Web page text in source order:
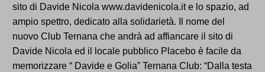
sito di Davide Nicola www.davidenicola.it e lo spazio, ad
ampio spettro, dedicato alla solidarietà. Il nome del
nuovo Club Ternana che andrà ad affiancare il sito di
Davide Nicola ed il locale pubblico Placebo è facile da
memorizzare “ Davide e Golia” Ternana Club: “Dalla testa